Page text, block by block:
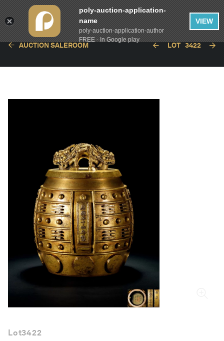
繁體中文
AUCTION SALEROOM LOT 3422
Lot3422
poly-auction-application-
name
poly-auction-application-author
FREE - In Google play
VIEW